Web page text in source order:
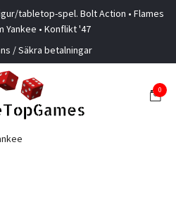
tabletop-spel. Bolt Action • Flames
Yankee • Konflikt '47
/ Säkra betalningar
0